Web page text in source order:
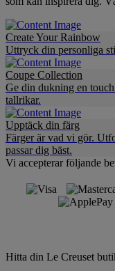
Create Your Rainbow
Uttryck din personliga
Coupe Collection
Ge din dukning en
tallrikar.
Upptäck din färg
Färger är vad vi gör.
passar dig bäst.
Vi accepterar följande
Hitta din Le Creuset